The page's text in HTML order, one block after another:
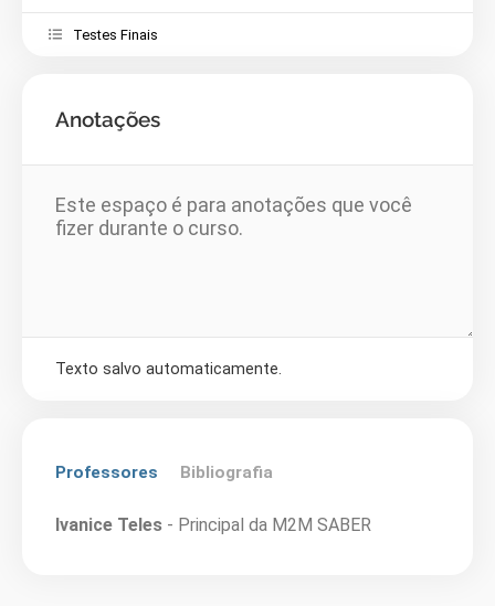
Testes Finais
Anotações
Texto salvo automaticamente.
Professores Bibliografia
Ivanice Teles - Principal da M2M SABER